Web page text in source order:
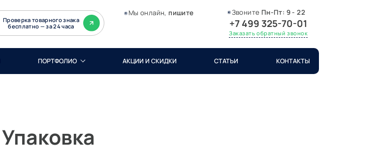
Проверка товарного знака
бесплатно — за 24 часа
Мы онлайн, пишите Звоните Пн-Пт: 9 - 22
+7 499 325-70-01
Заказать обратный звонок
ПОРТФОЛИО АКЦИИ И СКИДКИ СТАТЬИ КОНТАКТЫ
Упаковка